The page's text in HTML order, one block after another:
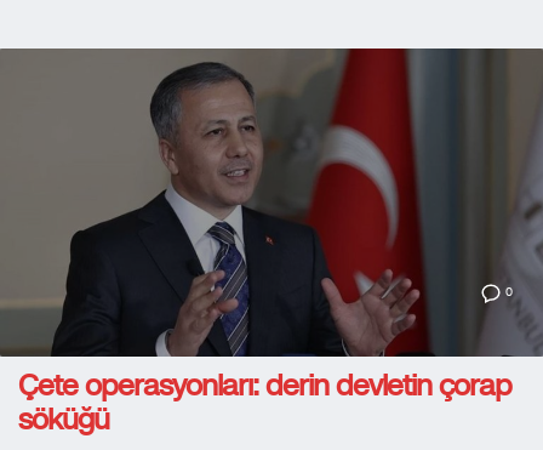
0
Çete operasyonları: derin devletin çorap
söküğü